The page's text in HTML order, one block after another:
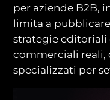
per aziende B2B,
limita a
strategie
commerciali reali,
specializzati per